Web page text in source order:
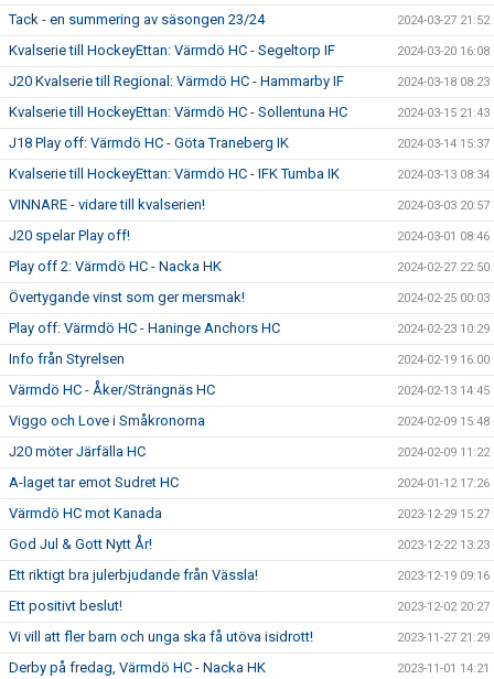
Tack - en summering av säsongen 23/24 2024-03-27 21:52
Kvalserie till HockeyEttan: Värmdö HC - Segeltorp IF 2024-03-20 16:08
J20 Kvalserie till Regional: Värmdö HC - Hammarby IF 2024-03-18 08:23
Kvalserie till HockeyEttan: Värmdö HC - Sollentuna HC 2024-03-15 21:43
J18 Play off: Värmdö HC - Göta Traneberg IK 2024-03-14 15:37
Kvalserie till HockeyEttan: Värmdö HC - IFK Tumba IK 2024-03-13 08:34
VINNARE - vidare till kvalserien! 2024-03-03 20:57
J20 spelar Play off! 2024-03-01 08:46
Play off 2: Värmdö HC - Nacka HK 2024-02-27 22:50
Övertygande vinst som ger mersmak! 2024-02-25 00:03
Play off: Värmdö HC - Haninge Anchors HC 2024-02-23 10:29
Info från Styrelsen 2024-02-19 16:00
Värmdö HC - Åker/Strängnäs HC 2024-02-13 14:45
Viggo och Love i Småkronorna 2024-02-09 15:48
J20 möter Järfälla HC 2024-02-09 11:22
A-laget tar emot Sudret HC 2024-01-12 17:26
Värmdö HC mot Kanada 2023-12-29 15:27
God Jul & Gott Nytt År! 2023-12-22 13:23
Ett riktigt bra julerbjudande från Vässla! 2023-12-19 09:16
Ett positivt beslut! 2023-12-02 20:27
Vi vill att fler barn och unga ska få utöva isidrott! 2023-11-27 21:29
Derby på fredag, Värmdö HC - Nacka HK 2023-11-01 14:21